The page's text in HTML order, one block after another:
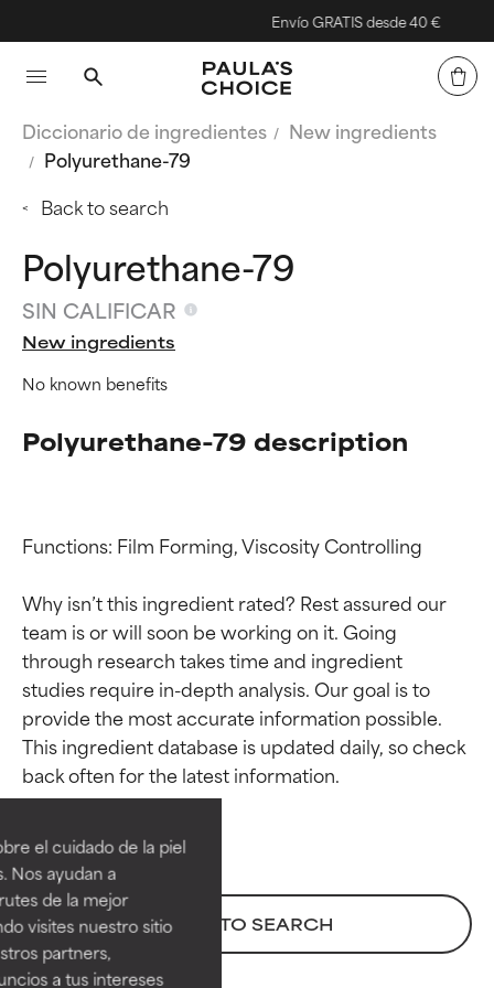
el cuidado de la piel
Nos ayudan a
de la mejor
visites nuestro sitio
partners,
a tus intereses
Envío GRATIS desde 40 €
Diccionario de ingredientes
New ingredients
Polyurethane-79
Back to search
Polyurethane-79
SIN CALIFICAR
New ingredients
No known benefits
Polyurethane-79 description
Functions: Film Forming, Viscosity Controlling
Why isn’t this ingredient rated? Rest assured our
team is or will soon be working on it. Going
through research takes time and ingredient
studies require in-depth analysis. Our goal is to
provide the most accurate information possible.
This ingredient database is updated daily, so check
BACK TO SEARCH
Calificaciones de
ingredientes
EXCELENTE
Ingrediente sobresaliente con
beneficios reales para la piel. Su
Calificaciones de
ingredientes
EXCELENTE
Ingrediente sobresaliente con
beneficios reales para la piel. Su